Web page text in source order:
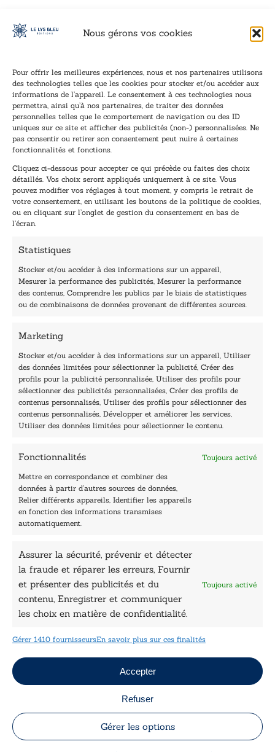
Nous gérons vos cookies
Pour offrir les meilleures expériences, nous et nos partenaires utilisons
des technologies telles que les cookies pour stocker et/ou accéder aux
informations de l’appareil. Le consentement à ces technologies nous
permettra, ainsi qu’à nos partenaires, de traiter des données
personnelles telles que le comportement de navigation ou des ID
uniques sur ce site et afficher des publicités (non-) personnalisées. Ne
pas consentir ou retirer son consentement peut nuire à certaines
fonctionnalités et fonctions.
Cliquez ci-dessous pour accepter ce qui précède ou faites des choix
détaillés. Vos choix seront appliqués uniquement à ce site. Vous
pouvez modifier vos réglages à tout moment, y compris le retrait de
votre consentement, en utilisant les boutons de la politique de cookies,
ou en cliquant sur l’onglet de gestion du consentement en bas de
l’écran.
Statistiques
Stocker et/ou accéder à des informations sur un appareil,
Mesurer la performance des publicités, Mesurer la performance
des contenus, Comprendre les publics par le biais de statistiques
ou de combinaisons de données provenant de différentes sources.
Marketing
Stocker et/ou accéder à des informations sur un appareil, Utiliser
des données limitées pour sélectionner la publicité, Créer des
profils pour la publicité personnalisée, Utiliser des profils pour
sélectionner des publicités personnalisées, Créer des profils de
contenus personnalisés, Utiliser des profils pour sélectionner des
contenus personnalisés, Développer et améliorer les services,
Utiliser des données limitées pour sélectionner le contenu.
Fonctionnalités Toujours activé
Mettre en correspondance et combiner des
données à partir d’autres sources de données,
Relier différents appareils, Identifier les appareils
en fonction des informations transmises
automatiquement.
Assurer la sécurité, prévenir et détecter
la fraude et réparer les erreurs, Fournir
et présenter des publicités et du
contenu, Enregistrer et communiquer
les choix en matière de confidentialité.
Toujours activé
Gérer 1410 fournisseursEn savoir plus sur ces finalités
Accepter
Refuser
Gérer les options
Inscription à la newsletter
Inscrivez-vous à notre newsletter et recevez nos
dernières nouvelles.
m
a
i
l
E
i
l
*
E
m
a
i
l
*
TENEZ-MOI AU COURANT !
40, rue du Louvre 75001 Paris
Horaires du standard
De mardi à vendredi :
9h - 12h et 13h30 - 16h30
Lundi, samedi et dimanche : fermé
Navigation
Accueil
Les Plumes du Lys Bleu
Prix sciences humaines et sociales
Nos collections
Nos auteurs
Catalogue
Sciences humaines
Pratique
Le Petit Lys
Données légales
Conditions Générales de vente
Politique de cookies
Mentions légales
Jeux concours
Copyright © 2026 Le Lys Bleu Éditions tous droits
réservés